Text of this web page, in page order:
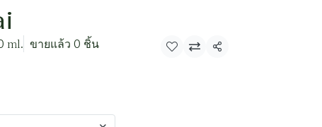
ml. ขายแล้ว 0 ชิ้น
แชร์